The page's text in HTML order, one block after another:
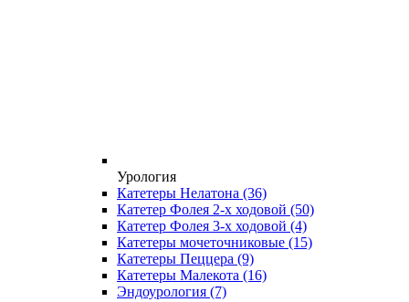
Урология
Катетеры Нелатона (36)
Катетер Фолея 2-х ходовой (50)
Катетер Фолея 3-х ходовой (4)
Катетеры мочеточниковые (15)
Катетеры Пеццера (9)
Катетеры Малекота (16)
Эндоурология (7)